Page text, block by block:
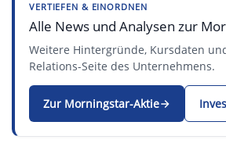
VERTIEFEN & EINORDNEN
Alle News und Analysen zur
Weitere Hintergründe, Kursdaten
Relations-Seite des Unternehmens.
Zur Morningstar-Aktie